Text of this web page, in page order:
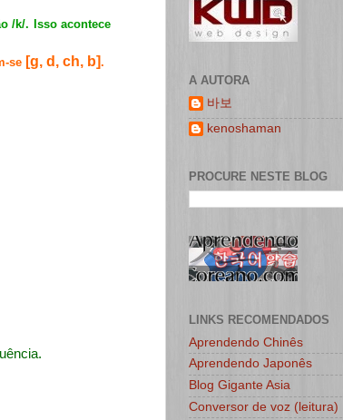
/k/. Isso acontece
se [g, d, ch, b].
A AUTORA
바보
kenoshaman
PROCURE NESTE BLOG
LINKS RECOMENDADOS
Aprendendo Chinês
Aprendendo Japonês
Blog Gigante Asia
Conversor de voz (leitura)